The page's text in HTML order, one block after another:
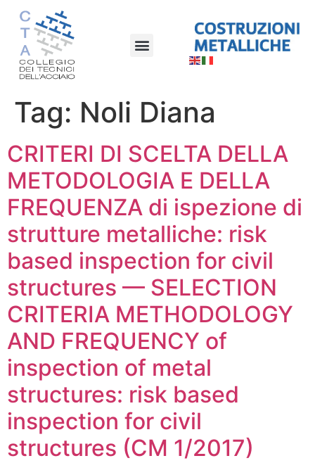
Tag: Noli Diana
CRITERI DI SCELTA DELLA
METODOLOGIA E DELLA
FREQUENZA di ispezione di
strutture metalliche: risk
based inspection for civil
structures — SELECTION
CRITERIA METHODOLOGY
AND FREQUENCY of
inspection of metal
structures: risk based
inspection for civil
structures (CM 1/2017)